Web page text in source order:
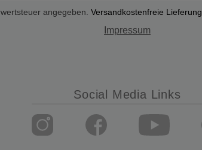
angegeben. Versandkostenfreie Lieferung
Impressum
Social Media Links